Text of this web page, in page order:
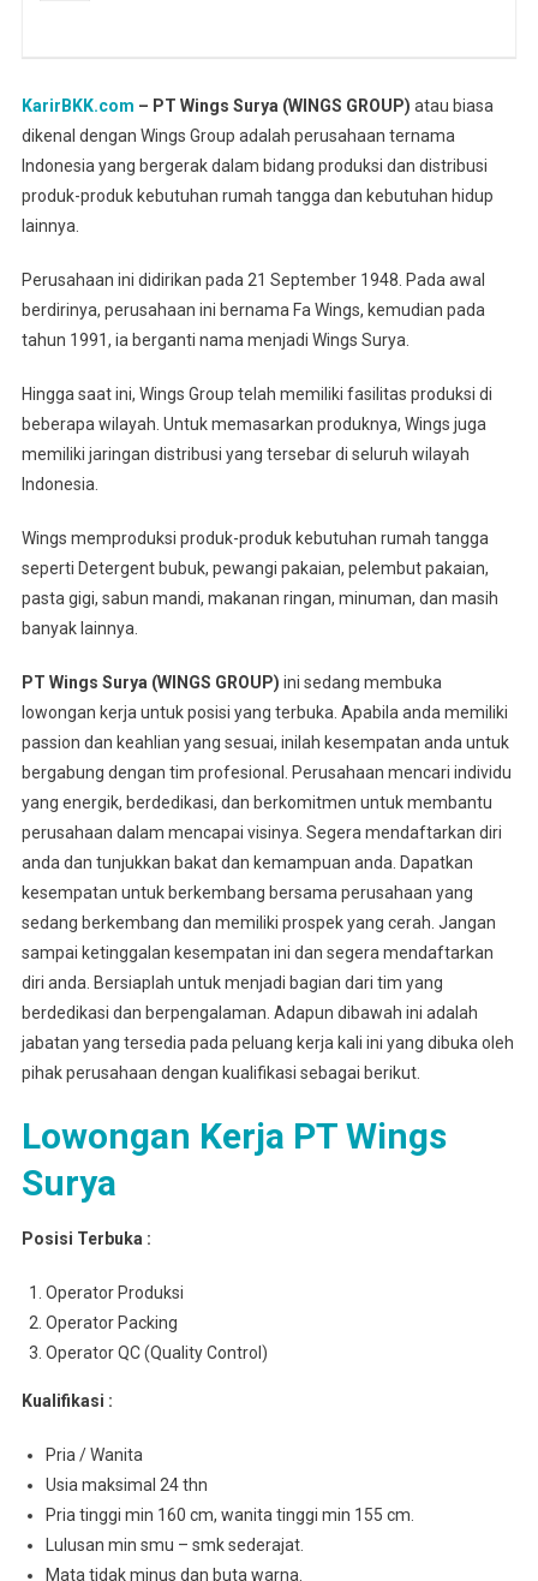
KarirBKK.com – PT Wings Surya (WINGS GROUP) atau biasa
dikenal dengan Wings Group adalah perusahaan ternama
Indonesia yang bergerak dalam bidang produksi dan distribusi
produk-produk kebutuhan rumah tangga dan kebutuhan hidup
lainnya.
Perusahaan ini didirikan pada 21 September 1948. Pada awal
berdirinya, perusahaan ini bernama Fa Wings, kemudian pada
tahun 1991, ia berganti nama menjadi Wings Surya.
Hingga saat ini, Wings Group telah memiliki fasilitas produksi di
beberapa wilayah. Untuk memasarkan produknya, Wings juga
memiliki jaringan distribusi yang tersebar di seluruh wilayah
Indonesia.
Wings memproduksi produk-produk kebutuhan rumah tangga
seperti Detergent bubuk, pewangi pakaian, pelembut pakaian,
pasta gigi, sabun mandi, makanan ringan, minuman, dan masih
banyak lainnya.
PT Wings Surya (WINGS GROUP) ini sedang membuka
lowongan kerja untuk posisi yang terbuka. Apabila anda memiliki
passion dan keahlian yang sesuai, inilah kesempatan anda untuk
bergabung dengan tim profesional. Perusahaan mencari individu
yang energik, berdedikasi, dan berkomitmen untuk membantu
perusahaan dalam mencapai visinya. Segera mendaftarkan diri
anda dan tunjukkan bakat dan kemampuan anda. Dapatkan
kesempatan untuk berkembang bersama perusahaan yang
sedang berkembang dan memiliki prospek yang cerah. Jangan
sampai ketinggalan kesempatan ini dan segera mendaftarkan
diri anda. Bersiaplah untuk menjadi bagian dari tim yang
berdedikasi dan berpengalaman. Adapun dibawah ini adalah
jabatan yang tersedia pada peluang kerja kali ini yang dibuka oleh
pihak perusahaan dengan kualifikasi sebagai berikut.
Lowongan Kerja PT Wings
Surya
Posisi Terbuka :
Operator Produksi
Operator Packing
Operator QC (Quality Control)
Kualifikasi :
Pria / Wanita
Usia maksimal 24 thn
Pria tinggi min 160 cm, wanita tinggi min 155 cm.
Lulusan min smu – smk sederajat.
Mata tidak minus dan buta warna.